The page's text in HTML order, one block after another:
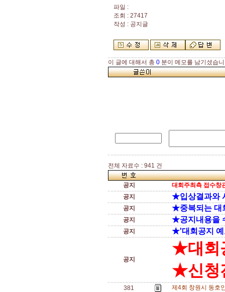
파일 :
조회 : 27417
작성 : 공지글
이 글에 대해서 총 0 분이 메모를 남기셨습
전체 자료수 : 941 건
공지
대회주최측 접수창
공지
★입상결과와
공지 ★중복되는 대
공지 ★공지내용을
공지 ★'대회공지 예
공지
★대회
★신청
381
제4회 창원시 동호